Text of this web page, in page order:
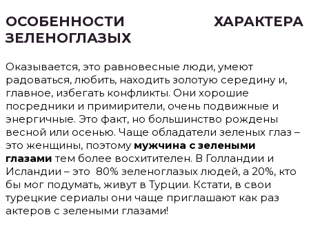
ОСОБЕННОСТИ ХАРАКТЕРА
ЗЕЛЕНОГЛАЗЫХ
Оказывается, это равновесные люди, умеют
радоваться, любить, находить золотую середину и,
главное, избегать конфликты. Они хорошие
посредники и примирители, очень подвижные и
энергичные. Это факт, но большинство рождены
весной или осенью. Чаще обладатели зеленых глаз –
это женщины, поэтому мужчина с зелеными
глазами тем более восхитителен. В Голландии и
Исландии – это 80% зеленоглазых людей, а 20%, кто
бы мог подумать, живут в Турции. Кстати, в свои
турецкие сериалы они чаще приглашают как раз
актеров с зелеными глазами!